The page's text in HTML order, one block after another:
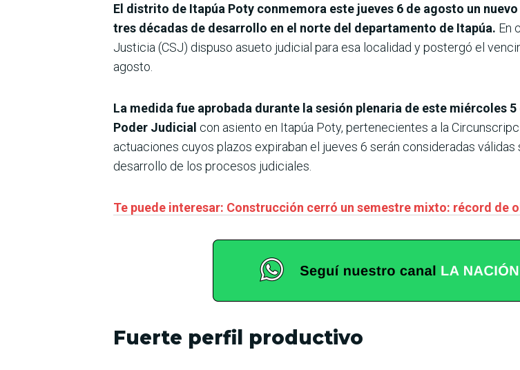
El distrito de Itapúa Poty conmemora este jueves 6 de agosto un
tres décadas de desarrollo en el norte del departamento de Itapúa. En
Justicia (CSJ) dispuso asueto judicial para esa localidad y postergó el
agosto.
La medida fue aprobada durante la sesión plenaria de este miércoles
Poder Judicial con asiento en Itapúa Poty, pertenecientes a la
actuaciones cuyos plazos expiraban el jueves 6 serán consideradas
desarrollo de los procesos judiciales.
Te puede interesar: Construcción cerró un semestre mixto: récord de
Fuerte perfil productivo